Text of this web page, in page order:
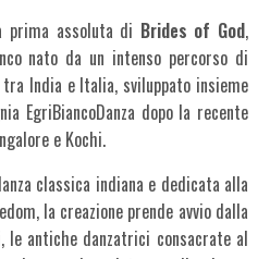
prima assoluta di Brides of God,
nato da un intenso percorso di
India e Italia, sviluppato insieme
EgriBiancoDanza dopo la recente
e Kochi.
classica indiana e dedicata alla
la creazione prende avvio dalla
le antiche danzatrici consacrate al